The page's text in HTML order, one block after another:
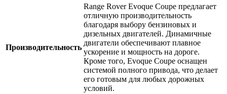
Производительность
Range Rover Evoque Coupe предлагает
отличную производительность
благодаря выбору бензиновых и
дизельных двигателей. Динамичные
двигатели обеспечивают плавное
ускорение и мощность на дороге.
Кроме того, Evoque Coupe оснащен
системой полного привода, что делает
его готовым для любых дорожных
условий.